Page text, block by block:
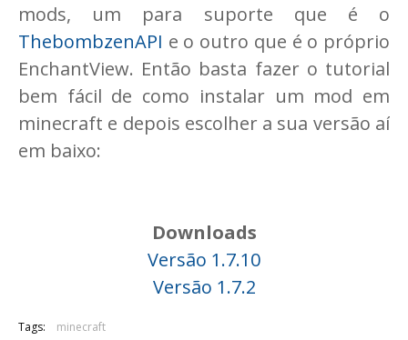
mods, um para suporte que é o
ThebombzenAPI e o outro que é o próprio
EnchantView. Então basta fazer o tutorial
bem fácil de como instalar um mod em
minecraft e depois escolher a sua versão aí
em baixo:
Downloads
Versão 1.7.10
Versão 1.7.2
Tags: minecraft